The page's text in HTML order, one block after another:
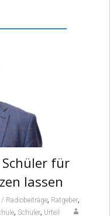
für
lassen
/ Radiobeiträge, Ratgeber,
, Schüler, Urteil